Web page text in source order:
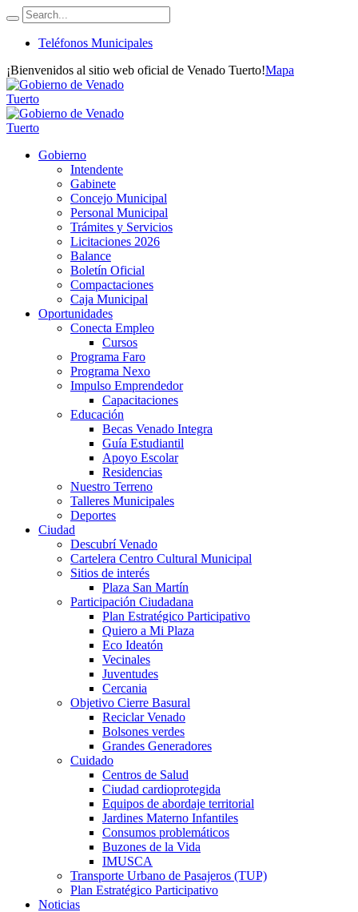
Teléfonos Municipales
¡Bienvenidos al sitio web oficial de Venado Tuerto!Mapa
Gobierno
Intendente
Gabinete
Concejo Municipal
Personal Municipal
Trámites y Servicios
Licitaciones 2026
Balance
Boletín Oficial
Compactaciones
Caja Municipal
Oportunidades
Conecta Empleo
Cursos
Programa Faro
Programa Nexo
Impulso Emprendedor
Capacitaciones
Educación
Becas Venado Integra
Guía Estudiantil
Apoyo Escolar
Residencias
Nuestro Terreno
Talleres Municipales
Deportes
Ciudad
Descubrí Venado
Cartelera Centro Cultural Municipal
Sitios de interés
Plaza San Martín
Participación Ciudadana
Plan Estratégico Participativo
Quiero a Mi Plaza
Eco Ideatón
Vecinales
Juventudes
Cercania
Objetivo Cierre Basural
Reciclar Venado
Bolsones verdes
Grandes Generadores
Cuidado
Centros de Salud
Ciudad cardioprotegida
Equipos de abordaje territorial
Jardines Materno Infantiles
Consumos problemáticos
Buzones de la Vida
IMUSCA
Transporte Urbano de Pasajeros (TUP)
Plan Estratégico Participativo
Noticias